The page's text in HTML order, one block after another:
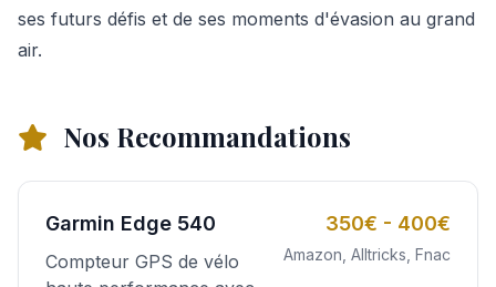
ses futurs défis et de ses moments d'évasion au grand
air.
Nos Recommandations
Garmin Edge 540
Compteur GPS de vélo
350€ - 400€
Amazon, Alltricks, Fnac